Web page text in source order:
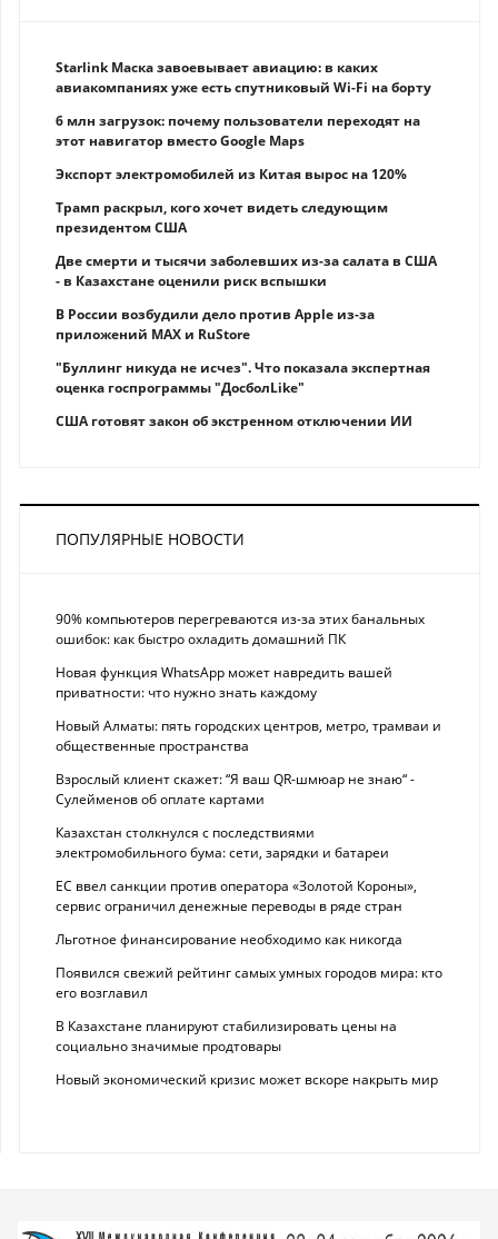
Starlink Маска завоевывает авиацию: в каких
авиакомпаниях уже есть спутниковый Wi-Fi на борту
6 млн загрузок: почему пользователи переходят на
этот навигатор вместо Google Maps
Экспорт электромобилей из Китая вырос на 120%
Трамп раскрыл, кого хочет видеть следующим
президентом США
Две смерти и тысячи заболевших из-за салата в США
- в Казахстане оценили риск вспышки
В России возбудили дело против Apple из-за
приложений MAX и RuStore
"Буллинг никуда не исчез". Что показала экспертная
оценка госпрограммы "ДосболLike"
США готовят закон об экстренном отключении ИИ
ПОПУЛЯРНЫЕ НОВОСТИ
90% компьютеров перегреваются из-за этих банальных
ошибок: как быстро охладить домашний ПК
Новая функция WhatsApp может навредить вашей
приватности: что нужно знать каждому
Новый Алматы: пять городских центров, метро, трамваи и
общественные пространства
Взрослый клиент скажет: “Я ваш QR-шмюар не знаю“ -
Сулейменов об оплате картами
Казахстан столкнулся с последствиями
электромобильного бума: сети, зарядки и батареи
ЕС ввел санкции против оператора «Золотой Короны»,
сервис ограничил денежные переводы в ряде стран
Льготное финансирование необходимо как никогда
Появился свежий рейтинг самых умных городов мира: кто
его возглавил
В Казахстане планируют стабилизировать цены на
социально значимые продтовары
Новый экономический кризис может вскоре накрыть мир